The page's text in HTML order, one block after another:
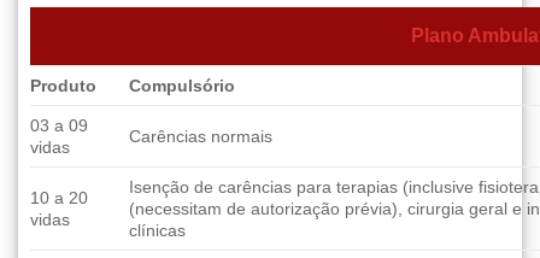
Plano
Produto Compulsório
03 a 09
vidas
Carências normais
10 a 20
vidas
Isenção de carências para terapias (inclusive
(necessitam de autorização prévia), cirurgia geral e
clínicas